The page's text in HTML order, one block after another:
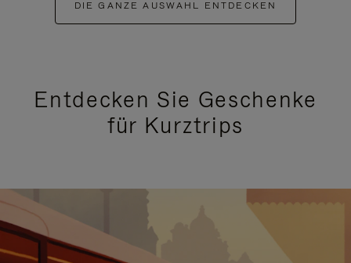
DIE GANZE AUSWAHL ENTDECKEN
Entdecken Sie Geschenke
für Kurztrips